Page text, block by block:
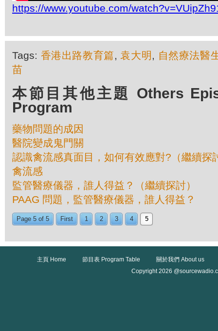
https://www.youtube.com/
Tags: 香港出路教育篇,袁大明 , 自然療法醫
苗
本節目其他主題 Others
Program
藥物問題的成因
醫院變成鬼門關
認識禽流感真面目，如何有效應對?（繼續探
禽流感
監管醫療儀器，誰人得益？（繼續探討）
PAAG 問題，監管醫療儀器，誰人得益？
Page 5 of 5 First 1 2 3 4 5
主頁 Home 節目表 Program Table
關於我們 About us
Copyright 2026